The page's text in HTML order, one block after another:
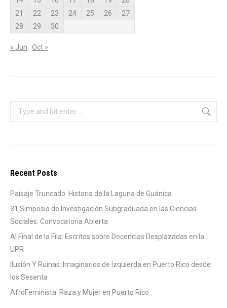
21
22 23 24 25 26
27
28
29 30
« Jun Oct »
Search:
Recent Posts
Paisaje Truncado: Historia de la Laguna de Guánica
31 Simposio de Investigación Subgraduada en las Ciencias
Sociales: Convocatoria Abierta
Al Final de la Fila: Escritos sobre Docencias Desplazadas en la
UPR
Ilusión Y Ruinas: Imaginarios de Izquierda en Puerto Rico desde
los Sesenta
AfroFeminista: Raza y Mujer en Puerto Rico